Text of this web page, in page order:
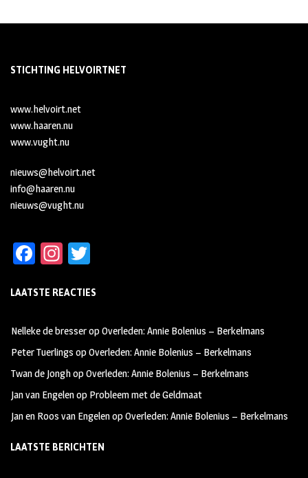
STICHTING HELVOIRTNET
www.helvoirt.net
www.haaren.nu
www.vught.nu
nieuws@helvoirt.net
info@haaren.nu
nieuws@vught.nu
Fa
b
oo
k
In
ag
m
tt
LAATSTE REACTIES
Nelleke de bresseropOverleden: Annie Bolenius – Berkelmans
Peter Tuerlings opOverleden: Annie Bolenius – Berkelmans
Twan de JonghopOverleden: Annie Bolenius – Berkelmans
Jan van Engelenop Probleem met de Geldmaat
Jan en Roos van EngelenopOverleden: Annie Bolenius – Berkelmans
LAATSTE BERICHTEN